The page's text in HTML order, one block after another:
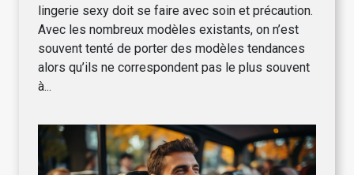
lingerie sexy doit se faire avec soin et précaution.
Avec les nombreux modèles existants, on n’est
souvent tenté de porter des modèles tendances
alors qu’ils ne correspondent pas le plus souvent
à...